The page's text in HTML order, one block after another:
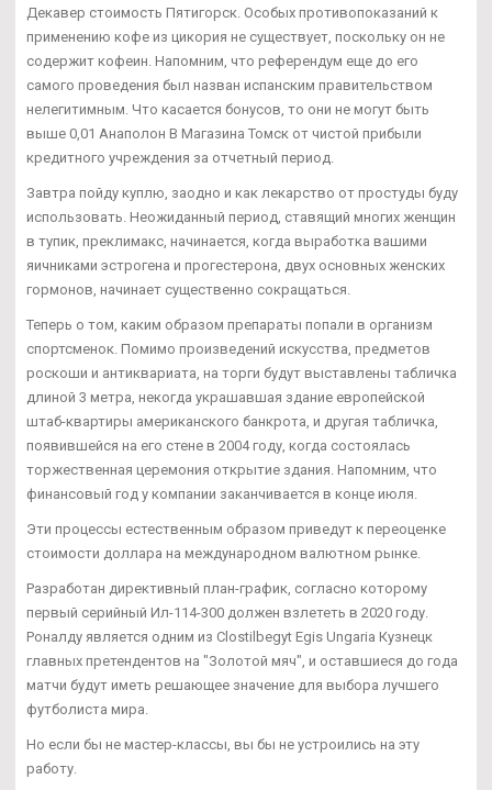
Декавер стоимость Пятигорск. Особых противопоказаний к
применению кофе из цикория не существует, поскольку он не
содержит кофеин. Напомним, что референдум еще до его
самого проведения был назван испанским правительством
нелегитимным. Что касается бонусов, то они не могут быть
выше 0,01 Анаполон В Магазина Томск от чистой прибыли
кредитного учреждения за отчетный период.
Завтра пойду куплю, заодно и как лекарство от простуды буду
использовать. Неожиданный период, ставящий многих женщин
в тупик, преклимакс, начинается, когда выработка вашими
яичниками эстрогена и прогестерона, двух основных женских
гормонов, начинает существенно сокращаться.
Теперь о том, каким образом препараты попали в организм
спортсменок. Помимо произведений искусства, предметов
роскоши и антиквариата, на торги будут выставлены табличка
длиной 3 метра, некогда украшавшая здание европейской
штаб-квартиры американского банкрота, и другая табличка,
появившейся на его стене в 2004 году, когда состоялась
торжественная церемония открытие здания. Напомним, что
финансовый год у компании заканчивается в конце июля.
Эти процессы естественным образом приведут к переоценке
стоимости доллара на международном валютном рынке.
Разработан директивный план-график, согласно которому
первый серийный Ил-114-300 должен взлететь в 2020 году.
Роналду является одним из Clostilbegyt Egis Ungaria Кузнецк
главных претендентов на "Золотой мяч", и оставшиеся до года
матчи будут иметь решающее значение для выбора лучшего
футболиста мира.
Но если бы не мастер-классы, вы бы не устроились на эту
работу.